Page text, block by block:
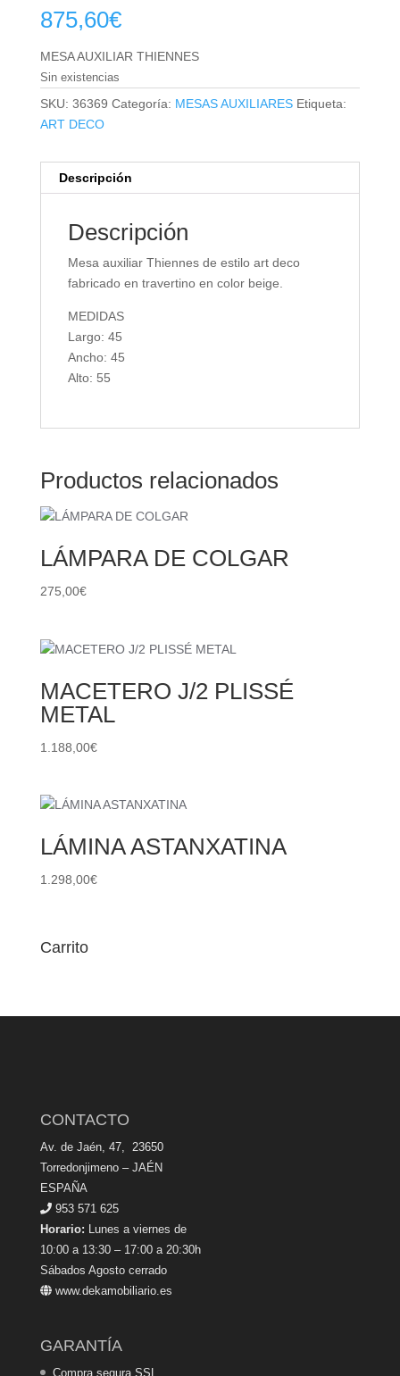
875,60€
MESA AUXILIAR THIENNES
Sin existencias
SKU: 36369 Categoría: MESAS AUXILIARES Etiqueta:
ART DECO
Descripción
Descripción
Mesa auxiliar Thiennes de estilo art deco
fabricado en travertino en color beige.
MEDIDAS
Largo: 45
Ancho: 45
Alto: 55
Productos relacionados
LÁMPARA DE COLGAR
275,00€
MACETERO J/2 PLISSÉ
METAL
1.188,00€
LÁMINA ASTANXATINA
1.298,00€
Carrito
CONTACTO
Av. de Jaén, 47, 23650
Torredonjimeno – JAÉN
ESPAÑA
953 571 625
Horario: Lunes a viernes de
10:00 a 13:30 – 17:00 a 20:30h
Sábados Agosto cerrado
www.dekamobiliario.es
GARANTÍA
Compra segura SSL